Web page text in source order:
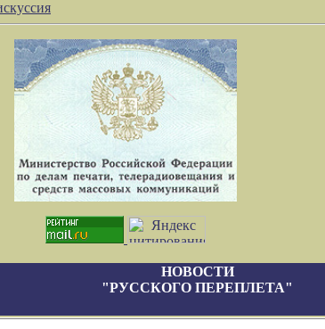
НОВОСТИ
"РУССКОГО ПЕРЕПЛЕТА"